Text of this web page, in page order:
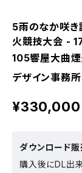
5雨のなか咲
火競技大会 -
105響屋大曲
デザイン事務
¥330,000
ダウンロード
購入後にDL出